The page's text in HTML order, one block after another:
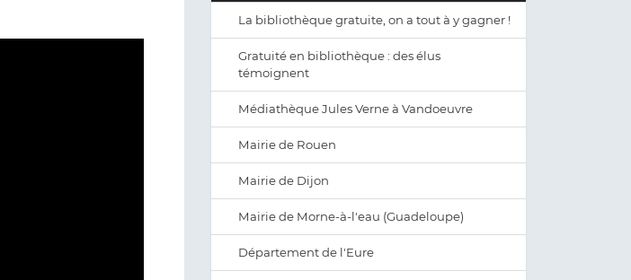
La bibliothèque gratuite, on a tout à y gagner !
Gratuité en bibliothèque : des élus
témoignent
Médiathèque Jules Verne à Vandoeuvre
Mairie de Rouen
Mairie de Dijon
Mairie de Morne-à-l'eau (Guadeloupe)
Département de l'Eure